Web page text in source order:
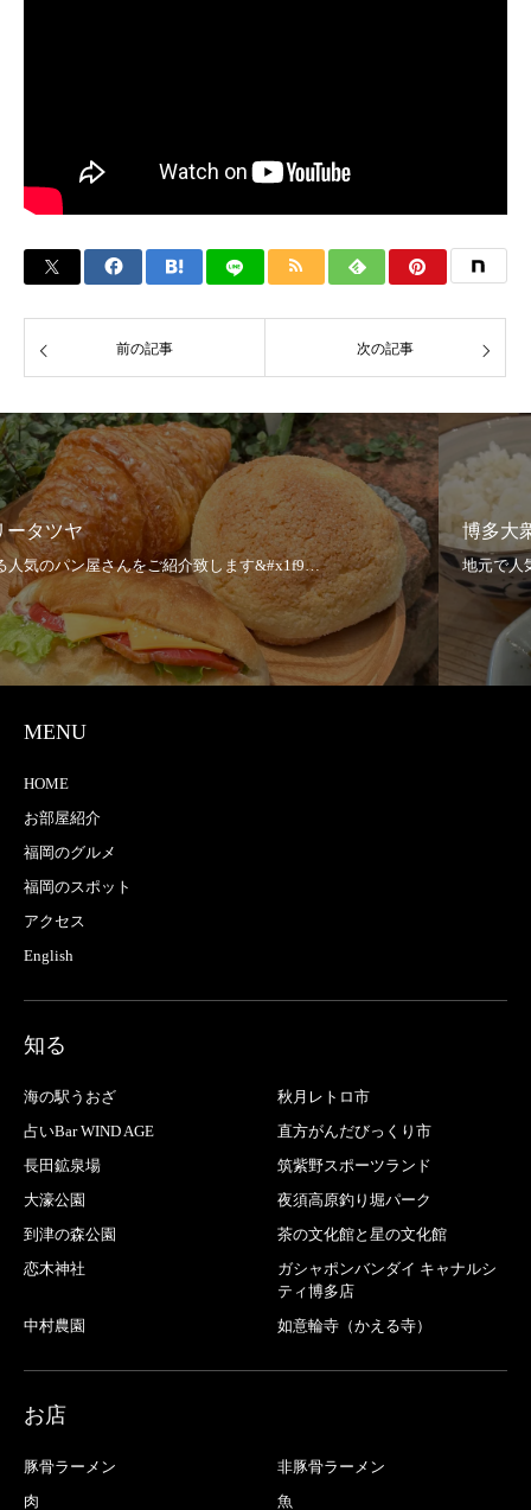
前の記事 次の記事
博多大衆酒場 ひびき 春日原駅前店
MENU
HOME
お部屋紹介
福岡のグルメ
福岡のスポット
アクセス
English
知る
海の駅うおざ
秋月レトロ市
占いBar WIND AGE
直方がんだびっくり市
長田鉱泉場
筑紫野スポーツランド
大濠公園
夜須高原釣り堀パーク
到津の森公園
茶の文化館と星の文化館
恋木神社
ガシャポンバンダイ キャナルシ
ティ博多店
中村農園
如意輪寺（かえる寺）
お店
豚骨ラーメン
非豚骨ラーメン
肉
魚